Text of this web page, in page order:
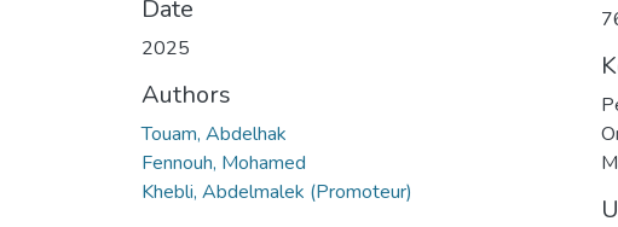
Date
2025
Authors
Touam, Abdelhak
Fennouh, Mohamed
Khebli, Abdelmalek (Promoteur)